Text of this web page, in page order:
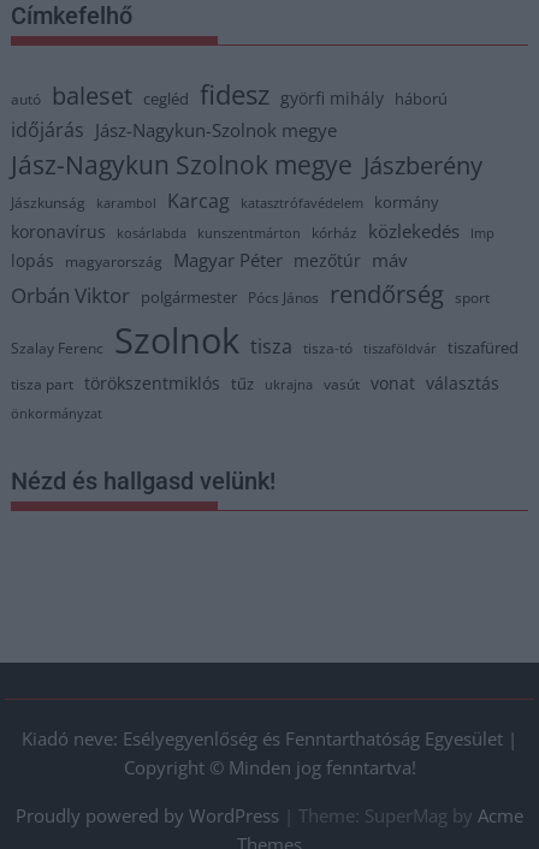
Címkefelhő
autó baleset cegléd fidesz györfi mihály háború
időjárás Jász-Nagykun-Szolnok megye
Jász-Nagykun Szolnok megye Jászberény
Jászkunság karambol Karcag katasztrófavédelem kormány
koronavírus kosárlabda kunszentmárton kórház közlekedés lmp
lopás magyarország Magyar Péter mezőtúr máv
Orbán Viktor polgármester Pócs János rendőrség sport
Szalay Ferenc Szolnok tisza tisza-tó tiszaföldvár tiszafüred
tisza part törökszentmiklós tűz ukrajna vasút vonat választás
önkormányzat
Nézd és hallgasd velünk!
Kiadó neve: Esélyegyenlőség és Fenntarthatóság Egyesület |
Copyright © Minden jog fenntartva!
Proudly powered by WordPress
Theme: SuperMag by Acme
Themes